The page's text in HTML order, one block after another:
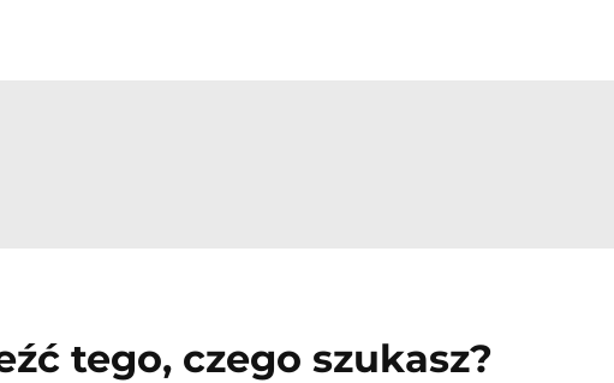
tego, czego szukasz?